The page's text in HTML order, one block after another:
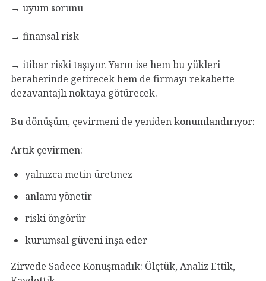
→ uyum sorunu
→ finansal risk
→ itibar riski taşıyor. Yarın ise hem bu yükleri
beraberinde getirecek hem de firmayı rekabette
dezavantajlı noktaya götürecek.
Bu dönüşüm, çevirmeni de yeniden konumlandırıyor:
Artık çevirmen:
yalnızca metin üretmez
anlamı yönetir
riski öngörür
kurumsal güveni inşa eder
Zirvede Sadece Konuşmadık: Ölçtük, Analiz Ettik,